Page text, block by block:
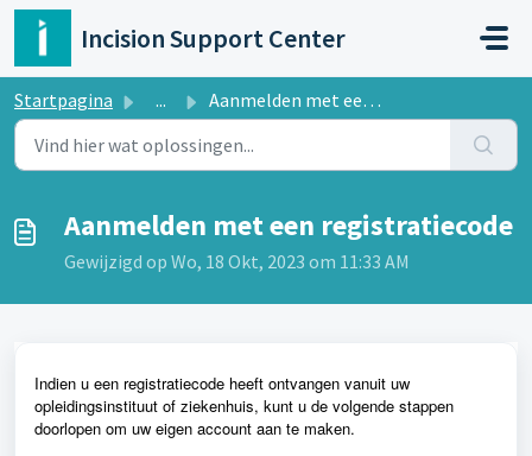
Doorgaan naar hoofdinhoud
Incision Support Center
Startpagina ... Aanmelden met een registratiecode
Aanmelden met een registratiecode
Gewijzigd op Wo, 18 Okt, 2023 om 11:33 AM
Indien u een registratiecode heeft ontvangen vanuit uw
opleidingsinstituut of ziekenhuis, kunt u de volgende stappen
doorlopen om uw eigen account aan te maken.